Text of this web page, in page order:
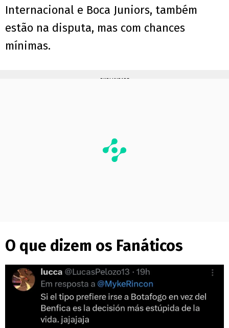
Internacional e Boca Juniors, também
estão na disputa, mas com chances
mínimas.
PUBLICIDADE
O que dizem os Fanáticos